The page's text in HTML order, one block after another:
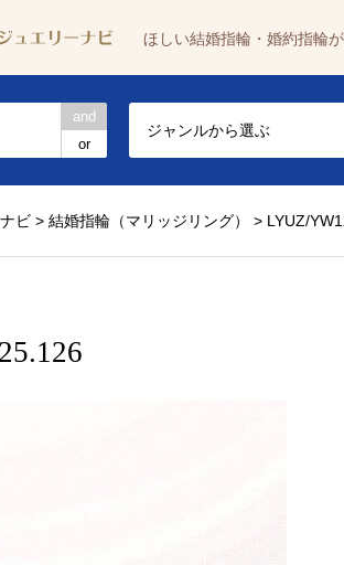
ほしい結婚指輪・婚約指輪
and
or
ジャンルから選ぶ
ビ > 結婚指輪（マリッジリング） > LYUZ/